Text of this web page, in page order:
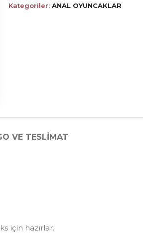
Kategoriler: ANAL OYUNCAKLAR
VE TESLIMAT
için hazırlar.